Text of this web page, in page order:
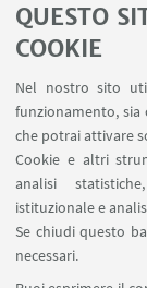
QUESTO
COOKIE
Nel nostro sito
funzionamento,
che potrai attivare
Cookie e altri
analisi
istituzionale e
Se chiudi questo
necessari.